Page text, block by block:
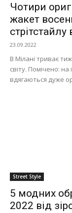
Чотири
жакет
стрітстайлу
23.09.2022
В Мілані триває
світу. Помічено: на
вдягаються дуже
Street Style
5 модних
2022 від